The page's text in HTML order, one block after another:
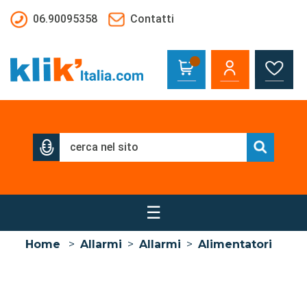
06.90095358
Contatti
☰
Home > Allarmi > Allarmi > Alimentatori